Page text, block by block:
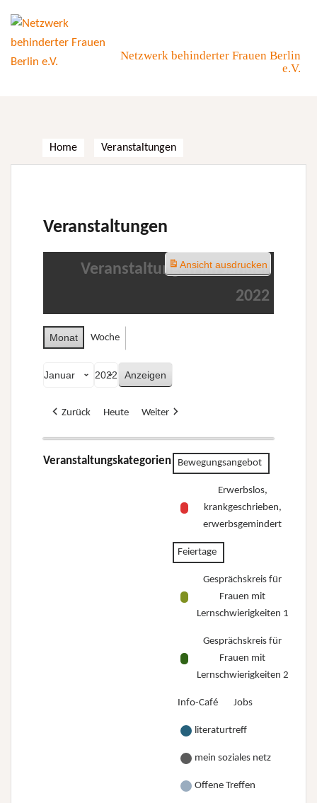
content
Netzwerk behinderter Frauen Berlin
e.V.
Home Veranstaltungen
Veranstaltungen
Veranstaltungen im Januar
2022
Monat Woche
Zurück Heute Weiter
Veranstaltungskategorien Bewegungsangebot
Erwerbslos,
krankgeschrieben,
erwerbsgemindert
Feiertage
Gesprächskreis für
Frauen mit
Lernschwierigkeiten 1
Gesprächskreis für
Frauen mit
Lernschwierigkeiten 2
Info-Café Jobs
literaturtreff
mein soziales netz
Offene Treffen
Ansichtausdrucken